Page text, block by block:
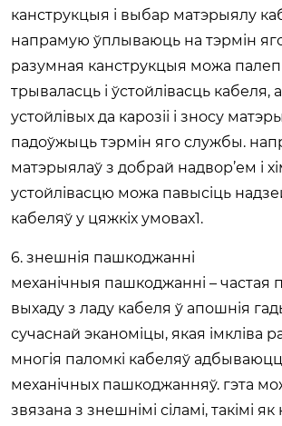
канструкцыя і выбар матэрыялу
напрамую ўплываюць на тэрмін
разумная канструкцыя можа
трываласць і ўстойлівасць кабеля,
устойлівых да карозіі і зносу
падоўжыць тэрмін яго службы.
матэрыялаў з добрай надвор’ем і
устойлівасцю можа павысіць
кабеляў у цяжкіх умовах1.
6. знешнія пашкоджанні
механічныя пашкоджанні – частая
выхаду з ладу кабеля ў апошнія
сучаснай эканоміцы, якая імкліва
многія паломкі кабеляў
механічных пашкоджанняў. гэта
звязана з знешнімі сіламі, такімі